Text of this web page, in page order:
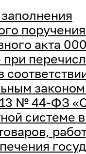
акта
при
законом
№ 44-ФЗ
системе